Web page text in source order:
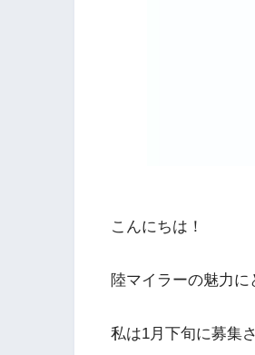
こんにちは！
陸マイラーの魅力
私は1月下旬に募集